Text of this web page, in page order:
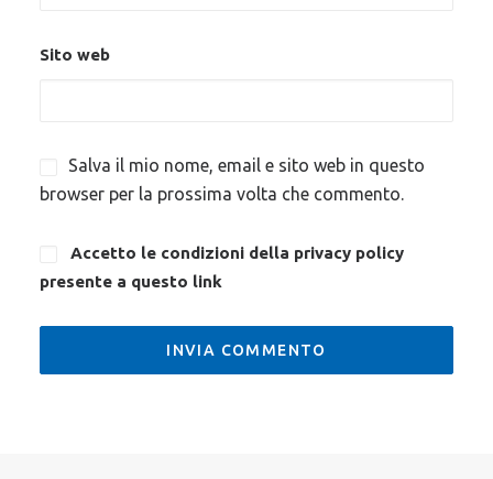
Sito web
Salva il mio nome, email e sito web in questo
browser per la prossima volta che commento.
Accetto le condizioni della privacy policy
presente a questo link